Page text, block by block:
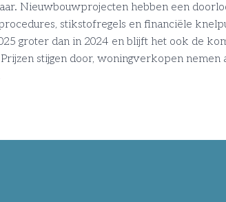
Nieuwbouwprojecten hebben een
stikstofregels en financiële
groter dan in 2024 en blijft het ook de
stijgen door, woningverkopen nemen